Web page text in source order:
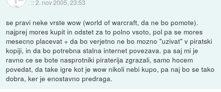
::2. nov 2005, 23:53
se pravi neke vrste wow (world of warcraft, da ne bo pomote).
najprej mores kupit in odstet za to polno vsoto, pol pa se mores
mesecno placevat + da bo verjetno ne bo mozno "uzivat" v piratski
kopiji, in da bo potrebna stalna internet povezava. pa saj mi je
ravno ce se bote nasprotniki piraterija zgrazali, samo hocem
povedat, da take igre kot je wow nikoli nebi kupo, pa naj bo se tako
dobra, ker je enostavno predraga.